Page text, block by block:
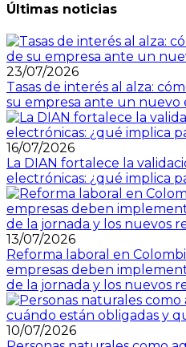
Últimas noticias
23/07/2026
Tasas de interés al alza:
su empresa ante un nuevo
16/07/2026
La DIAN fortalece la
electrónicas: ¿qué implica
13/07/2026
Reforma laboral en
empresas deben
de la jornada y los nuevos
10/07/2026